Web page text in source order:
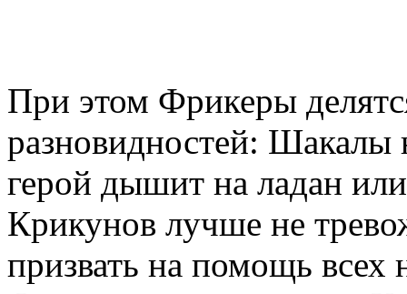
При этом Фрикеры
разновидностей: Шакалы
герой дышит на ладан
Крикунов лучше не
призвать на помощь всех